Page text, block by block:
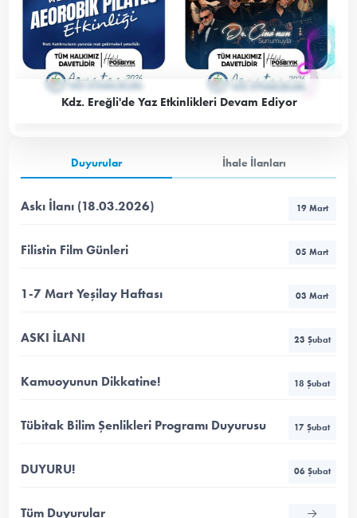
Kdz. Ereğli'de Yaz Etkinlikleri Devam Ediyor
Duyurular İhale İlanları
Askı İlanı (18.03.2026) 19 Mart
Filistin Film Günleri 05 Mart
1-7 Mart Yeşilay Haftası 03 Mart
ASKI İLANI 23 Şubat
Kamuoyunun Dikkatine! 18 Şubat
Tübitak Bilim Şenlikleri Programı Duyurusu 17 Şubat
DUYURU! 06 Şubat
Tüm Duyurular